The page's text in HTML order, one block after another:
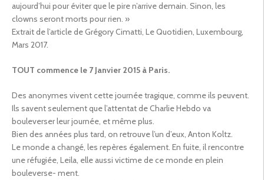
aujourd’hui pour éviter que le pire n’arrive demain. Sinon, les
clowns seront morts pour rien. »
Extrait de l’article de Grégory Cimatti, Le Quotidien, Luxembourg,
Mars 2017.
TOUT commence le 7 Janvier 2015 à Paris.
Des anonymes vivent cette journée tragique, comme ils peuvent.
Ils savent seulement que l’attentat de Charlie Hebdo va
bouleverser leur journée, et même plus.
Bien des années plus tard, on retrouve l’un d’eux, Anton Koltz.
Le monde a changé, les repères également. En fuite, il rencontre
une réfugiée, Leila, elle aussi victime de ce monde en plein
bouleverse- ment.